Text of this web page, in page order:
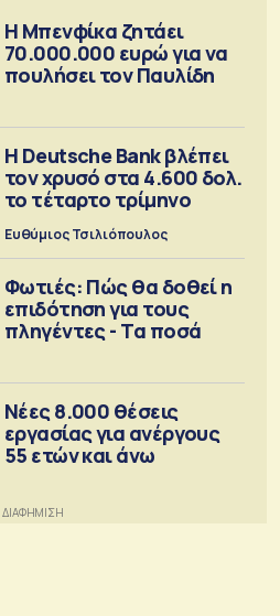
Η Μπενφίκα ζητάει
70.000.000 ευρώ για να
πουλήσει τον Παυλίδη
Η Deutsche Bank βλέπει
τον χρυσό στα 4.600 δολ.
το τέταρτο τρίμηνο
Ευθύμιος Τσιλιόπουλος
Φωτιές: Πώς θα δοθεί η
επιδότηση για τους
πληγέντες - Τα ποσά
Νέες 8.000 θέσεις
εργασίας για ανέργους
55 ετών και άνω